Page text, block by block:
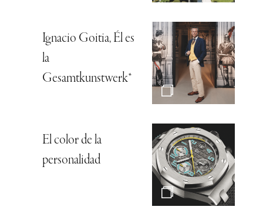
Ignacio Goitia, Él es
la
Gesamtkunstwerk*
El color de la
personalidad